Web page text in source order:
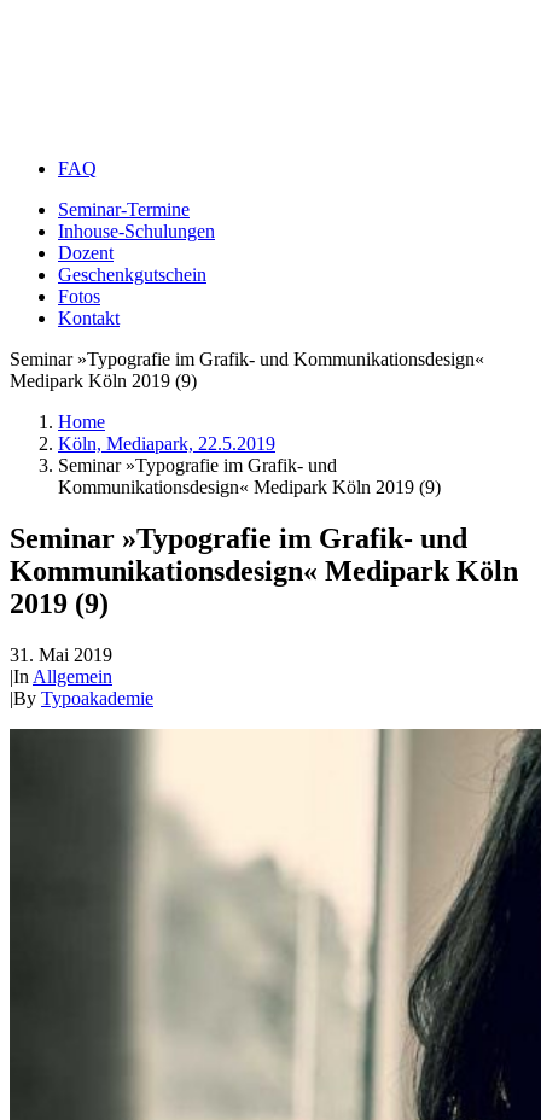
FAQ
Seminar-Termine
Inhouse-Schulungen
Dozent
Geschenkgutschein
Fotos
Kontakt
Seminar »Typografie im Grafik- und Kommunikationsdesign«
Medipark Köln 2019 (9)
Home
Köln, Mediapark, 22.5.2019
Seminar »Typografie im Grafik- und
Kommunikationsdesign« Medipark Köln 2019 (9)
Seminar »Typografie im Grafik- und
Kommunikationsdesign« Medipark Köln
2019 (9)
31. Mai 2019
|In Allgemein
|By Typoakademie